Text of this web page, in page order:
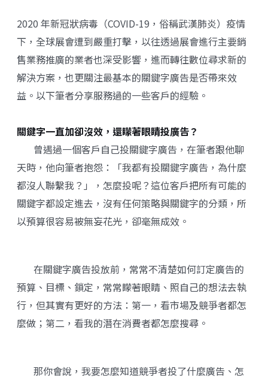
2020 年新冠狀病毒（COVID-19，俗稱武漢肺炎）疫情
下，全球展會遭到嚴重打擊，以往透過展會進行主要銷
售業務推廣的業者也深受影響，進而轉往數位尋求新的
解決方案，也更關注最基本的關鍵字廣告是否帶來效
益。以下筆者分享服務過的一些客戶的經驗。
關鍵字一直加卻沒效，還矇著眼睛投廣告？
曾遇過一個客戶自己投關鍵字廣告，在筆者跟他聊
天時，他向筆者抱怨：「我都有投關鍵字廣告，為什麼
都沒人聯繫我？」，怎麼投呢？這位客戶把所有可能的
關鍵字都設定進去，沒有任何策略與關鍵字的分類，所
以預算很容易被無妄花光，卻毫無成效。
在關鍵字廣告投放前，常常不清楚如何訂定廣告的
預算、目標、鎖定，常常矇著眼睛、照自己的想法去執
行，但其實有更好的方法：第一，看市場及競爭者都怎
麼做；第二，看我的潛在消費者都怎麼搜尋。
那你會說，我要怎麼知道競爭者投了什麼廣告、怎